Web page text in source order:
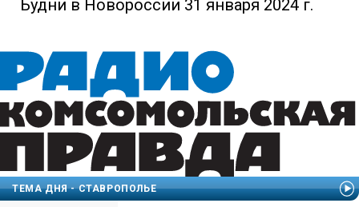
Будни в Новороссии 31 января 2024 г.
ТЕМА ДНЯ - СТАВРОПОЛЬЕ